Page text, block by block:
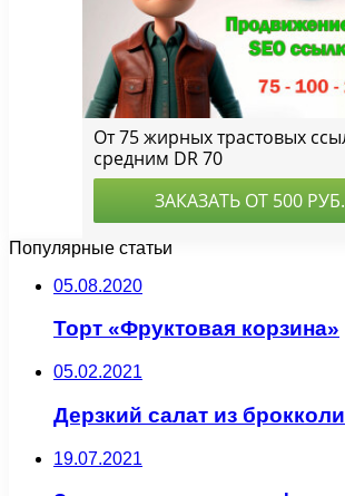
Популярные статьи
05.08.2020
Торт «Фруктовая корзина»
05.02.2021
Дерзкий салат из брокколи
19.07.2021